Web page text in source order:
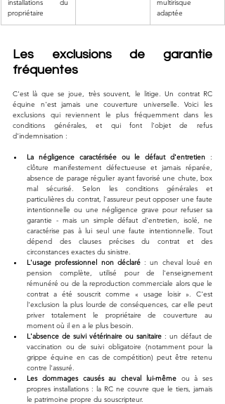
installations du
propriétaire
multirisque
adaptée
Les exclusions de garantie
fréquentes
C'est là que se joue, très souvent, le litige. Un contrat RC
équine n'est jamais une couverture universelle. Voici les
exclusions qui reviennent le plus fréquemment dans les
conditions générales, et qui font l'objet de refus
d'indemnisation :
La négligence caractérisée ou le défaut d'entretien :
clôture manifestement défectueuse et jamais réparée,
absence de parage régulier ayant favorisé une chute, box
mal sécurisé. Selon les conditions générales et
particulières du contrat, l'assureur peut opposer une faute
intentionnelle ou une négligence grave pour refuser sa
garantie - mais un simple défaut d'entretien, isolé, ne
caractérise pas à lui seul une faute intentionnelle. Tout
dépend des clauses précises du contrat et des
circonstances exactes du sinistre.
L'usage professionnel non déclaré : un cheval loué en
pension complète, utilisé pour de l'enseignement
rémunéré ou de la reproduction commerciale alors que le
contrat a été souscrit comme « usage loisir ». C'est
l'exclusion la plus lourde de conséquences, car elle peut
priver totalement le propriétaire de couverture au
moment où il en a le plus besoin.
L'absence de suivi vétérinaire ou sanitaire : un défaut de
vaccination ou de suivi obligatoire (notamment pour la
grippe équine en cas de compétition) peut être retenu
contre l'assuré.
Les dommages causés au cheval lui-même ou à ses
propres installations : la RC ne couvre que le tiers, jamais
le patrimoine propre du souscripteur.